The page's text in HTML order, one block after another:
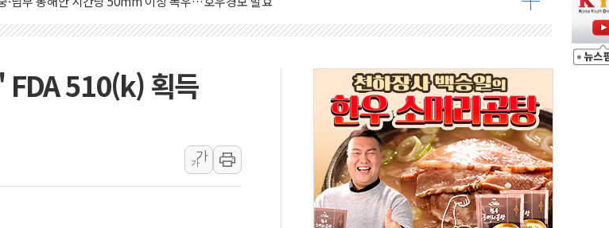
에서 일하던 90대 숨져…온열질환 여부 조사
령, 'ISA·주가누르기 방지법' 전면 재검토 지시
보' 경북 울진 시간당 20~30mm 강한 비...가뭄 해소될 듯
더위·열대야 지속…내륙 곳곳 소나기
"용산공원 주택 검토, 민주당 스스로 원칙 뒤집는 것"
주말 무더위 지속…청주·진천 35도, 곳곳 소나기
완수사권 폐지·공소청 출범…피해자들 '범죄 사각지대' 우려
FDA 510(k) 획득
가
가